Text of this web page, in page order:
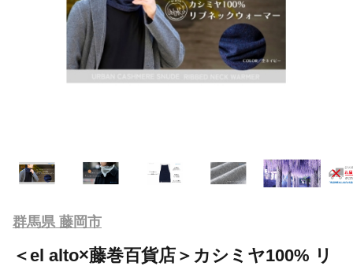
群馬県 藤岡市
＜el alto×藤巻百貨店＞カシミヤ100% リ